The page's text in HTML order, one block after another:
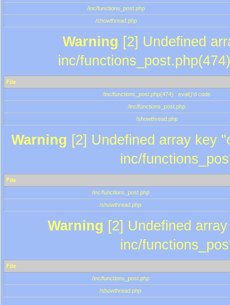
/inc/functions_post.php
/showthread.php
Warning [2] Undefined
inc/
File
/inc/functions_post.php(474) : eval()'d code
/inc/functions_post.php
/showthread.php
Warning [2] Undefined array key
inc/
File
/inc/functions_post.php
/showthread.php
Warning [2] Undefined
inc/
File
/inc/functions_post.php
/showthread.php